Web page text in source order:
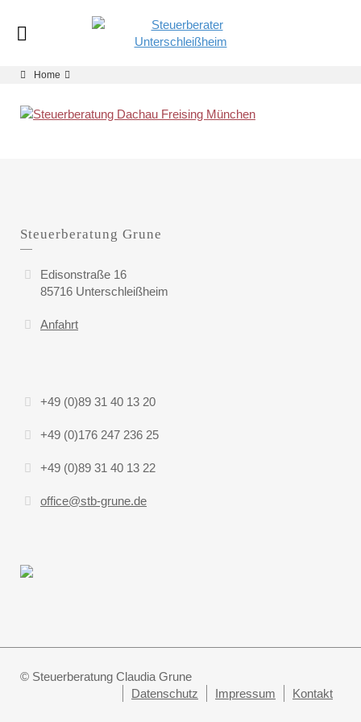
Home
Steuerberatung Grune
Edisonstraße 16
85716 Unterschleißheim
Anfahrt
+49 (0)89 31 40 13 20
+49 (0)176 247 236 25
+49 (0)89 31 40 13 22
office@stb-grune.de
© Steuerberatung Claudia Grune
Datenschutz
Impressum Kontakt